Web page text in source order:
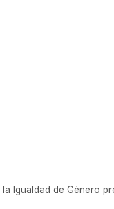
Igualdad de Género